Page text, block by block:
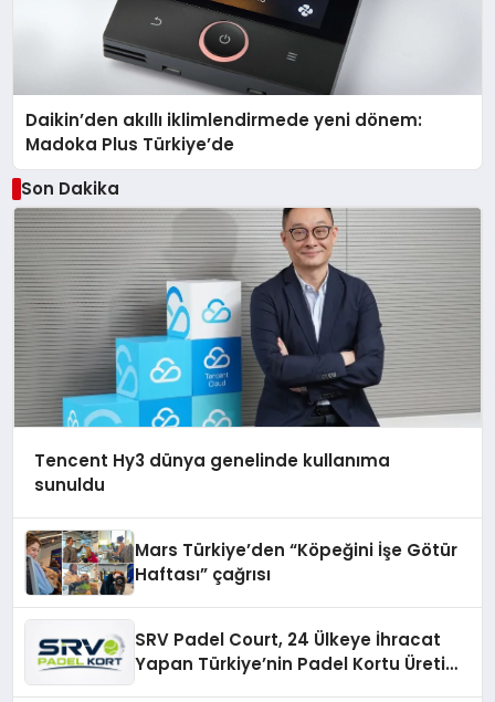
Daikin’den akıllı iklimlendirmede yeni dönem:
Madoka Plus Türkiye’de
Son Dakika
Tencent Hy3 dünya genelinde kullanıma
sunuldu
Mars Türkiye’den “Köpeğini İşe Götür
Haftası” çağrısı
SRV Padel Court, 24 Ülkeye İhracat
Yapan Türkiye’nin Padel Kortu Üretim